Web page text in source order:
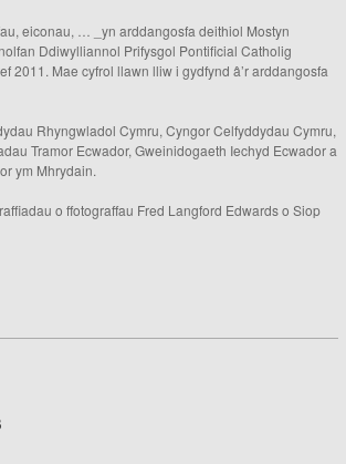
eiconau, … _yn arddangosfa deithiol Mostyn
Ddiwylliannol Prifysgol Pontificial Catholig
2011. Mae cyfrol llawn lliw i gydfynd â’r arddangosfa
Rhyngwladol Cymru, Cyngor Celfyddydau Cymru,
Tramor Ecwador, Gweinidogaeth Iechyd Ecwador a
ym Mhrydain.
o ffotograffau Fred Langford Edwards o Siop